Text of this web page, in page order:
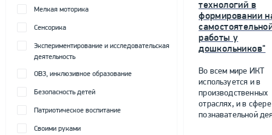
Мелкая моторика
Сенсорика
Экспериментирование и исследовательская
деятельность
ОВЗ, инклюзивное образование
Безопасность детей
Патриотическое воспитание
Своими руками
технологий в
формировании
работы у
дошкольников"
Во всем мире ИКТ
используется и в
производственных
отраслях, и в сфере
познавательной